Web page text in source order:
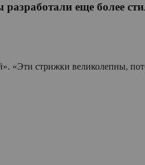
еще более
«Эти стрижки великолепны,